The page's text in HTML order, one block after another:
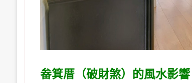
畚箕厝（破財煞）的風水影響